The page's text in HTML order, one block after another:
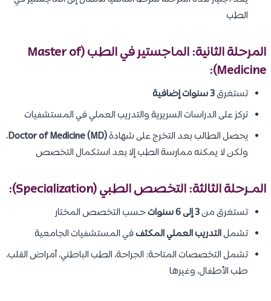
الطب
المرحلة الثانية: الماجستير في الطب (Master of
Medicine):
تستغرق3 سنوات إضافية
تركز على الدراسات السريرية والتدريب العملي في المستشفيات
يحصل الطالب بعد التخرج على شهادةDoctor of Medicine (MD)،
ولكن لا يمكنه ممارسة الطب إلا بعد استكمال التخصص
المـرحلة الثالثة: التخصص الطبي (Specialization):
تستغرق من3 إلى 6 سنوات
حسب التخصص المختار
تشملالتدريب العملي المكثففي المستشفيات الجامعية
تشمل التخصصات المتاحة: الجراحة، الطب الباطني، أمراض القلب،
طب الأطفال، وغيرها